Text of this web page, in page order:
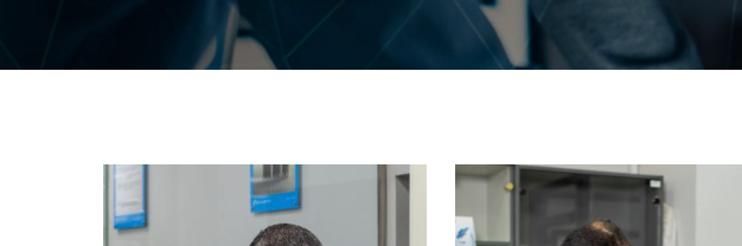
الصورة